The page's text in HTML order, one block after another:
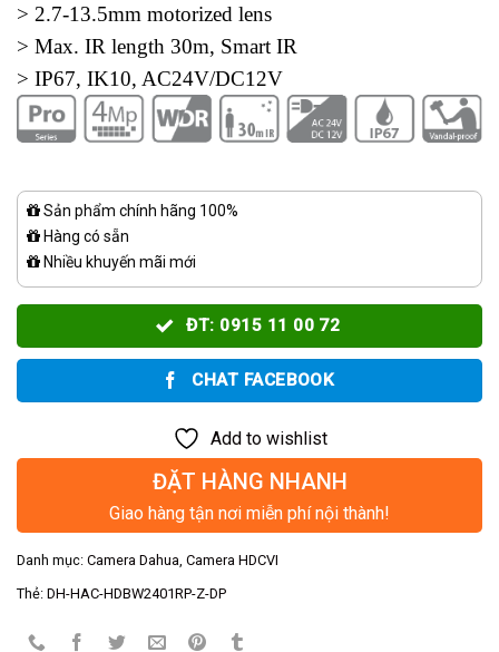
> 2.7-13.5mm motorized lens
> Max. IR length 30m, Smart IR
> IP67, IK10, AC24V/DC12V
Sản phẩm chính hãng 100%
Hàng có sẵn
Nhiều khuyến mãi mới
ĐT: 0915 11 00 72
CHAT FACEBOOK
Add to wishlist
ĐẶT HÀNG NHANH
Giao hàng tận nơi miễn phí nội thành!
Danh mục: Camera Dahua, Camera HDCVI
Thẻ: DH-HAC-HDBW2401RP-Z-DP